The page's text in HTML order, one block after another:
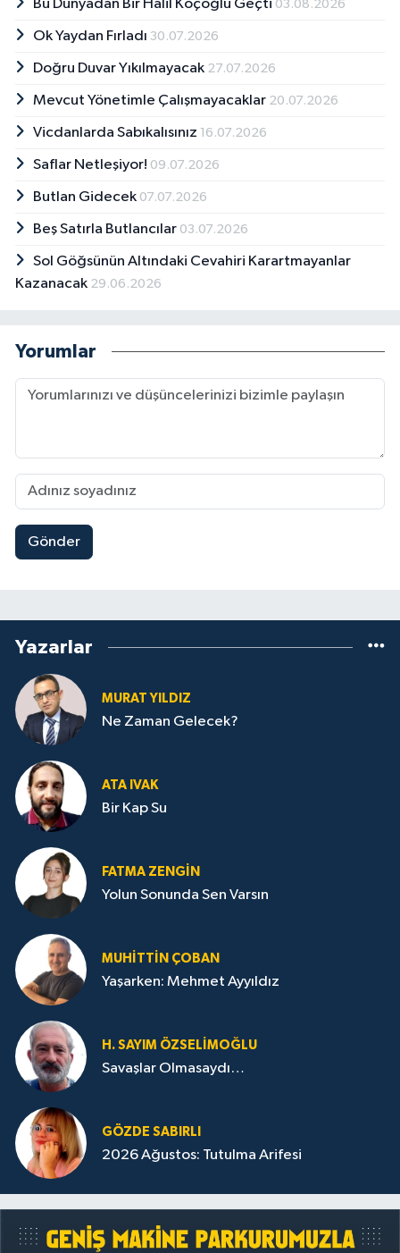
Bu Dünyadan Bir Halil Koçoğlu Geçti 03.08.2026
Ok Yaydan Fırladı 30.07.2026
Doğru Duvar Yıkılmayacak 27.07.2026
Mevcut Yönetimle Çalışmayacaklar 20.07.2026
Vicdanlarda Sabıkalısınız 16.07.2026
Saflar Netleşiyor! 09.07.2026
Butlan Gidecek 07.07.2026
Beş Satırla Butlancılar 03.07.2026
Sol Göğsünün Altındaki Cevahiri Karartmayanlar
Kazanacak 29.06.2026
Yorumlar
Gönder
Yazarlar
MURAT YILDIZ
Ne Zaman Gelecek?
ATA IVAK
Bir Kap Su
FATMA ZENGIN
Yolun Sonunda Sen Varsın
MUHITTIN ÇOBAN
Yaşarken: Mehmet Ayyıldız
H. SAYIM ÖZSELİMOĞLU
Savaşlar Olmasaydı…
GÖZDE SABIRLI
2026 Ağustos: Tutulma Arifesi